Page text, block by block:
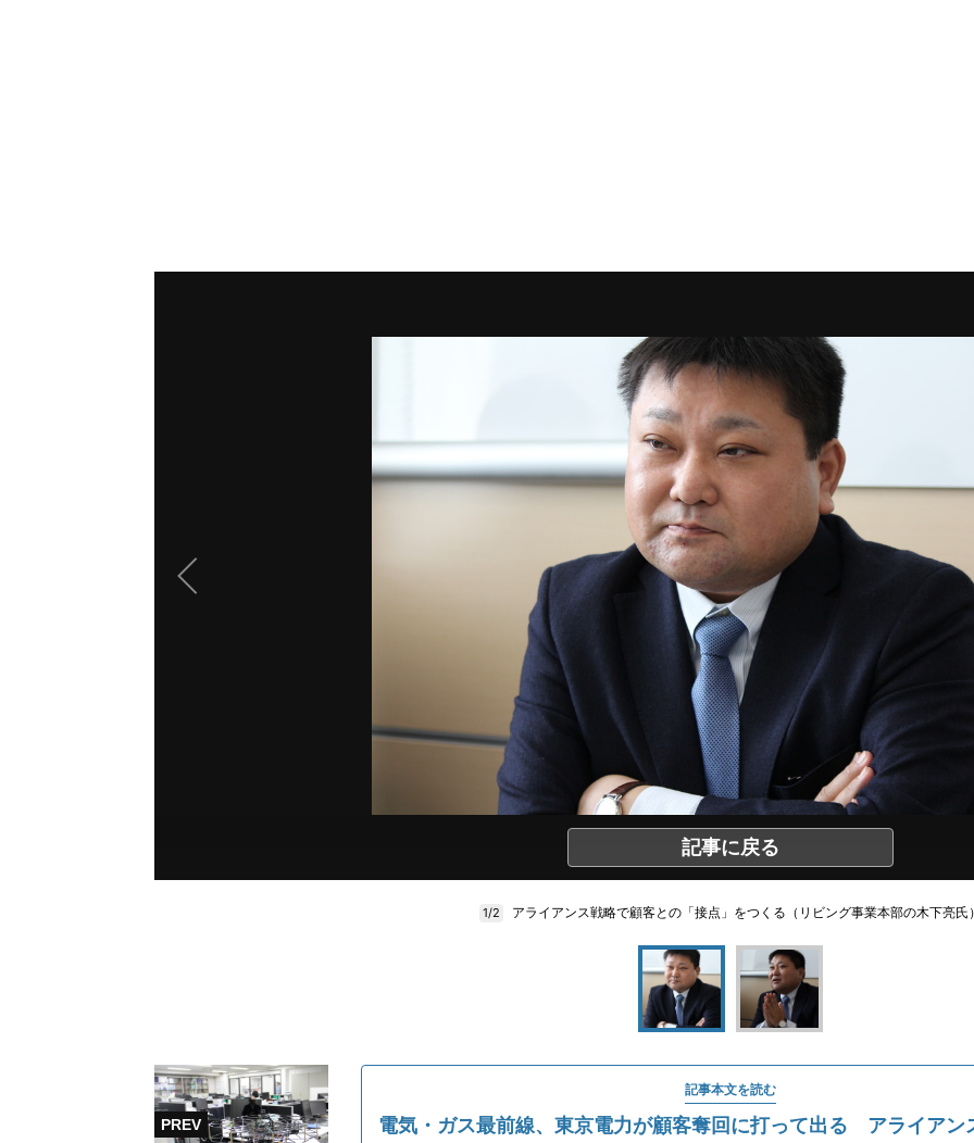
記事に戻る
1/2 アライアンス戦略で顧客との「接点」をつくる（リビング事業本部の木下亮氏
記事本文を読む
電気・ガス最前線、東京電力が顧客奪回に打って出る アライアン